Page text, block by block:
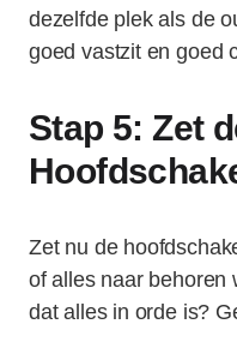
dezelfde plek als de
goed vastzit en goed
Stap 5: Zet
Zet nu de
of alles naar behoren
dat alles in orde is?